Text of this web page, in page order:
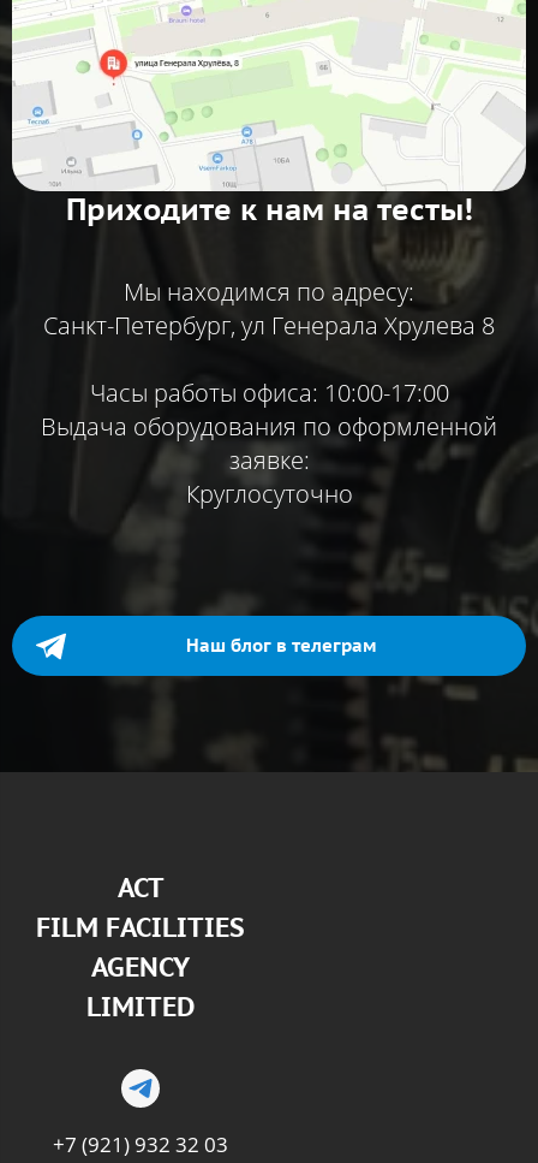
Приходите к нам на тесты!
Мы находимся по адресу:
Санкт-Петербург, ул Генерала Хрулева 8
Часы работы офиса: 10:00-17:00
Выдача оборудования по оформленной
заявке:
Круглосуточно
Наш блог в телеграм
АСТ
FILM FACILITIES
AGENCY
LIMITED
+7 (921) 932 32 03